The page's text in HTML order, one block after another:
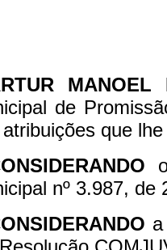
MANOEL
de
que
nº 3.987, de